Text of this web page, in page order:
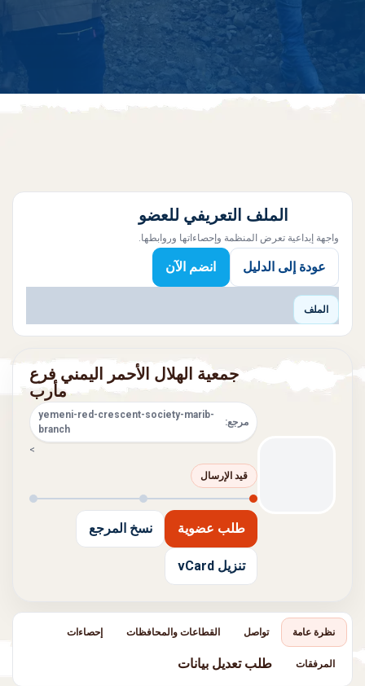
الملف التعريفي للعضو
واجهة إبداعية تعرض المنظمة وإحصاءاتها وروابطها.
عودة إلى الدليل انضم الآن
الملف
جمعية الهلال الأحمر اليمني فرع
مأرب
مرجع:
yemeni-red-crescent-society-marib-
branch
>
قيد الإرسال
طلب عضوية نسخ المرجع
تنزيل vCard
نظرة عامة تواصل القطاعات والمحافظات إحصاءات
المرفقات طلب تعديل بيانات